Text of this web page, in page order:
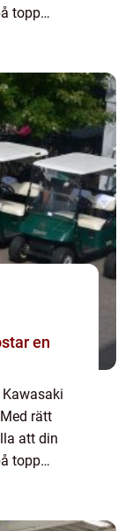
topp
en
rätt
att din
topp